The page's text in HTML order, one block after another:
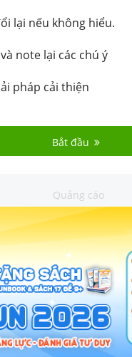
lại nếu không hiểu.
note lại các chú ý
pháp cải thiện
Bắt đầu
Quảng cáo